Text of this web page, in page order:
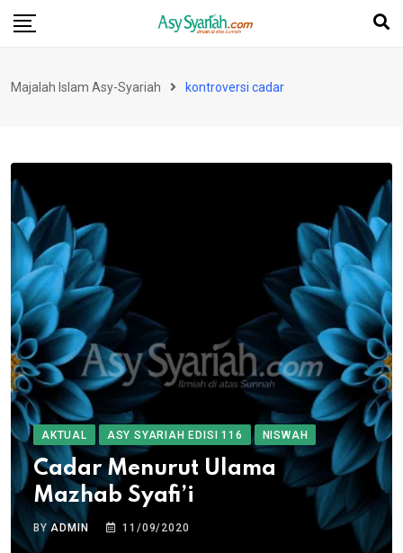
Skip
Majalah Islam Asy-Syariah kontroversi cadar
AKTUAL ASY SYARIAH EDISI 116 NISWAH
Cadar Menurut Ulama
Mazhab Syafi’i
BYADMIN 11/09/2020